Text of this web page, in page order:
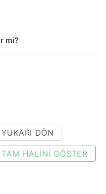
mi?
YUKARI DÖN
TAM HALINI GÖSTER